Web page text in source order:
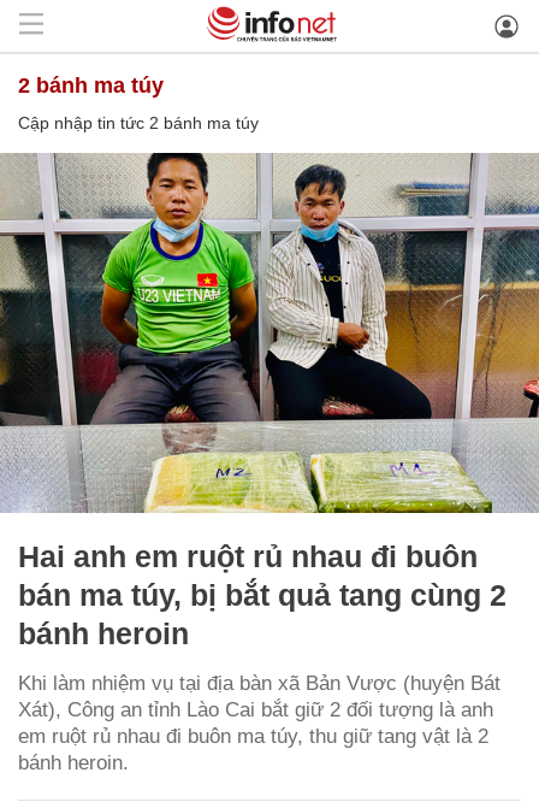
2 bánh ma túy
Cập nhập tin tức 2 bánh ma túy
Hai anh em ruột rủ nhau đi buôn
bán ma túy, bị bắt quả tang cùng 2
bánh heroin
Khi làm nhiệm vụ tại địa bàn xã Bản Vược (huyện Bát
Xát), Công an tỉnh Lào Cai bắt giữ 2 đối tượng là anh
em ruột rủ nhau đi buôn ma túy, thu giữ tang vật là 2
bánh heroin.